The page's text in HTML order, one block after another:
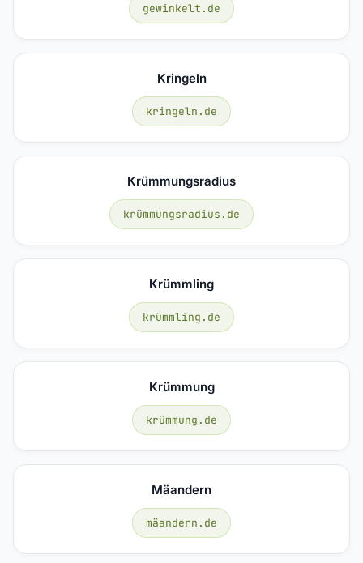
gewinkelt.de
Kringeln
kringeln.de
Krümmungsradius
krümmungsradius.de
Krümmling
krümmling.de
Krümmung
krümmung.de
Mäandern
mäandern.de